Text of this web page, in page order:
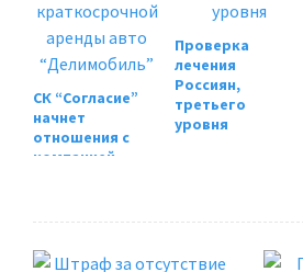
СК “Согласие”
начнет
отношения с
компанией
Проверка
лечения
Россиян,
третьего
уровня